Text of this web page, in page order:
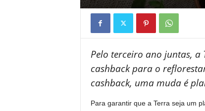
Pelo terceiro ano juntas, a
cashback para o
cashback, uma muda é
Para garantir que a Terra seja um